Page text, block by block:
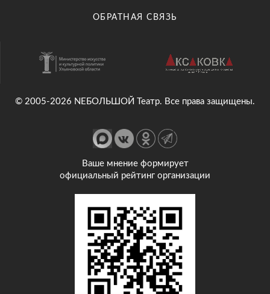
ОБРАТНАЯ СВЯЗЬ
© 2005-2026 NEБОЛЬШОЙ Театр. Все права защищены.
Ваше мнение формирует
официальный рейтинг организации